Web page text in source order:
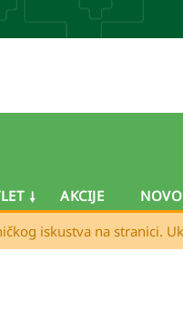
AKCIJE
iskustva na stranici.